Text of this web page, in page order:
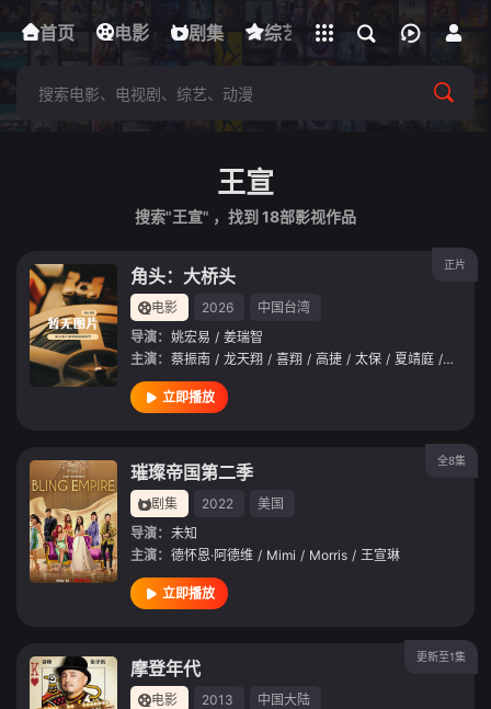
首页 电影 剧集 综艺 动漫 短剧
下载客户端
立即登录
王宣
搜索"王宣" ，找到 18部影视作品
正片
角头：大桥头
电影 2026
中国台湾
导演： 姚宏易 / 姜瑞智
主演： 蔡振南 / 龙天翔 / 喜翔 / 高捷 / 太保 / 夏靖庭 / 孙鹏
立即播放
全8集
璀璨帝国第二季
剧集 2022
美国
导演： 未知
主演： 德怀恩·阿德维 / Mimi / Morris / 王宣琳
立即播放
更新至1集
摩登年代
电影 2013
中国大陆